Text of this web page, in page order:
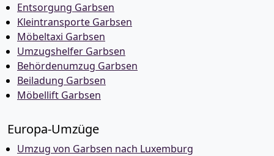
Entsorgung Garbsen
Kleintransporte Garbsen
Möbeltaxi Garbsen
Umzugshelfer Garbsen
Behördenumzug Garbsen
Beiladung Garbsen
Möbellift Garbsen
Europa-Umzüge
Umzug von Garbsen nach Luxemburg